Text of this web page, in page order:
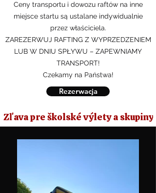
Ceny transportu i dowozu raftów na inne
miejsce startu są ustalane indywidualnie
przez właściciela.
ZAREZERWUJ RAFTING Z WYPRZEDZENIEM
LUB W DNIU SPŁYWU – ZAPEWNIAMY
TRANSPORT!
Czekamy na Państwa!
Rezerwacja
Zľava pre školské výlety a skupiny